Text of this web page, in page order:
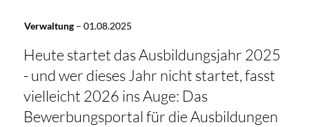
Verwaltung– 01.08.2025
Heute startet das Ausbildungsjahr 2025
- und wer dieses Jahr nicht startet, fasst
vielleicht 2026 ins Auge: Das
Bewerbungsportal für die Ausbildungen